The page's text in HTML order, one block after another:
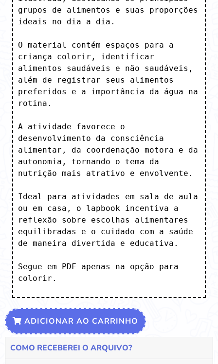
grupos de alimentos e suas proporções
ideais no dia a dia.
O material contém espaços para a
criança colorir, identificar
alimentos saudáveis e não saudáveis,
além de registrar seus alimentos
preferidos e a importância da água na
rotina.
A atividade favorece o
desenvolvimento da consciência
alimentar, da coordenação motora e da
autonomia, tornando o tema da
nutrição mais atrativo e envolvente.
Ideal para atividades em sala de aula
ou em casa, o lapbook incentiva a
reflexão sobre escolhas alimentares
equilibradas e o cuidado com a saúde
de maneira divertida e educativa.
Segue em PDF apenas na opção para
colorir.
ADICIONAR AO CARRINHO
COMO RECEBEREI O ARQUIVO?